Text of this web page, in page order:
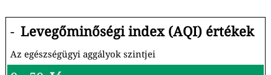
- Levegőminőségi index (AQI) értékek
Az egészségügyi aggályok szintjei